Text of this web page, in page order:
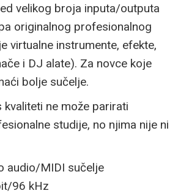
velikog broja inputa/outputa
originalnog profesionalnog
virtualne instrumente, efekte,
i DJ alate). Za novce koje
bolje sučelje.
kvaliteti ne može parirati
studije, no njima nije ni
audio/MIDI sučelje
96 kHz